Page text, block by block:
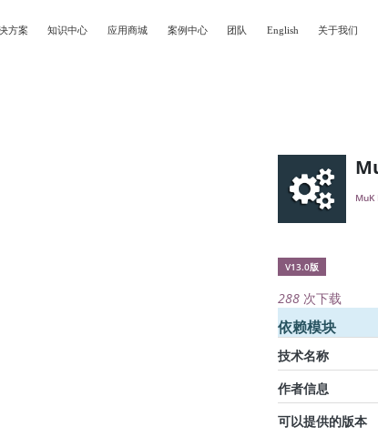
方案 知识中心 应用商城 案例中心 团队 English 关于我们
MuK
V13.0版
288 次下载
依赖模块
技术名称
作者信息
可以提供的版本